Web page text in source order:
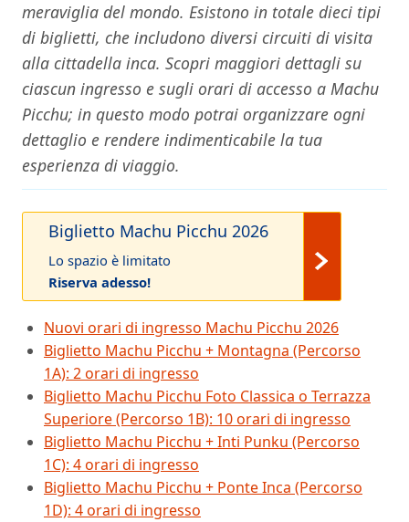
meraviglia del mondo. Esistono in totale dieci tipi
di biglietti, che includono diversi circuiti di visita
alla cittadella inca. Scopri maggiori dettagli su
ciascun ingresso e sugli orari di accesso a Machu
Picchu; in questo modo potrai organizzare ogni
dettaglio e rendere indimenticabile la tua
esperienza di viaggio.
Biglietto Machu Picchu 2026
Lo spazio è limitato
Riserva adesso!
Nuovi orari di ingresso Machu Picchu 2026
Biglietto Machu Picchu + Montagna (Percorso
1A): 2 orari di ingresso
Biglietto Machu Picchu Foto Classica o Terrazza
Superiore (Percorso 1B): 10 orari di ingresso
Biglietto Machu Picchu + Inti Punku (Percorso
1C): 4 orari di ingresso
Biglietto Machu Picchu + Ponte Inca (Percorso
1D): 4 orari di ingresso